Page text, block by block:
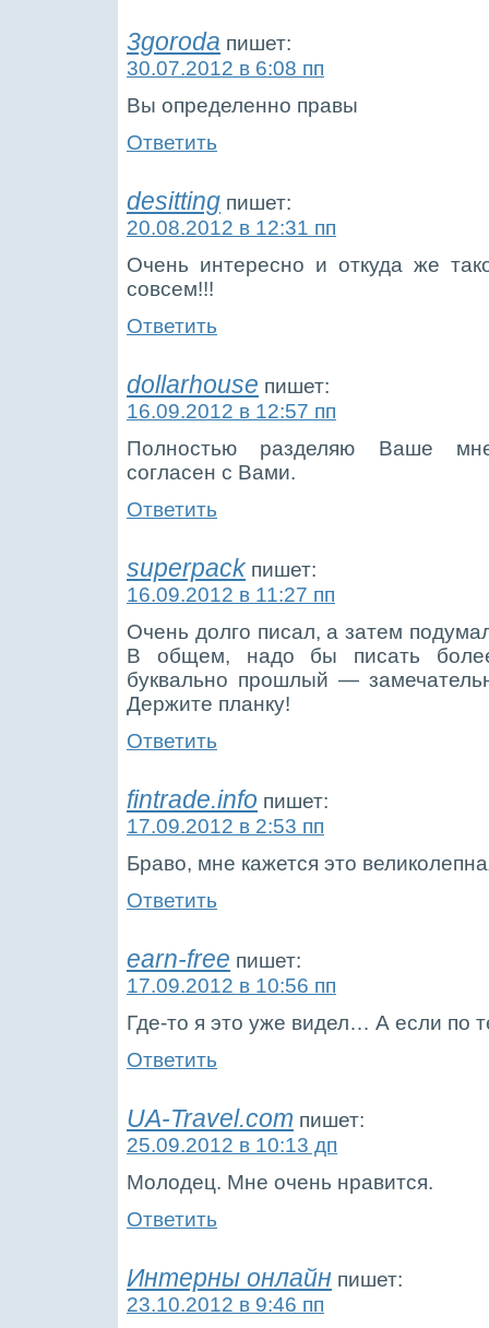
3goroda пишет:
30.07.2012 в 6:08 пп
Вы определенно правы
Ответить
desitting пишет:
20.08.2012 в 12:31 пп
Очень интересно и откуда же
совсем!!!
Ответить
dollarhouse пишет:
16.09.2012 в 12:57 пп
Полностью разделяю Ваше
согласен с Вами.
Ответить
superpack пишет:
16.09.2012 в 11:27 пп
Очень долго писал, а затем
В общем, надо бы писать
буквально прошлый —
Держите планку!
Ответить
fintrade.info пишет:
17.09.2012 в 2:53 пп
Браво, мне кажется это
Ответить
earn-free пишет:
17.09.2012 в 10:56 пп
Где-то я это уже видел… А если по
Ответить
UA-Travel.com пишет:
25.09.2012 в 10:13 дп
Молодец. Мне очень нравится.
Ответить
Интерны онлайн пишет:
23.10.2012 в 9:46 пп